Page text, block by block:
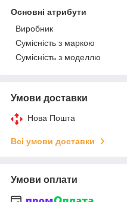
Основні атрибути
Виробник
Сумісність з маркою
Сумісність з моделлю
Умови доставки
Нова Пошта
Всі умови доставки
Умови оплати